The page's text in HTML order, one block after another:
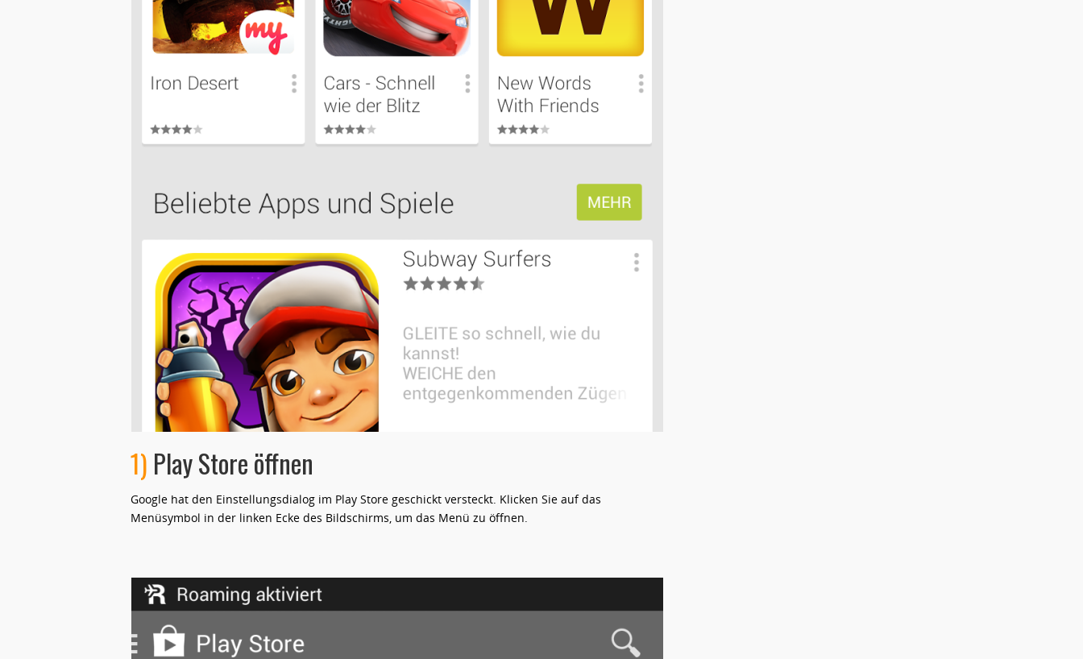
1) Play Store öffnen
Google hat den Einstellungsdialog im Play Store geschickt versteckt. Klicken Sie auf das
Menüsymbol in der linken Ecke des Bildschirms, um das Menü zu öffnen.